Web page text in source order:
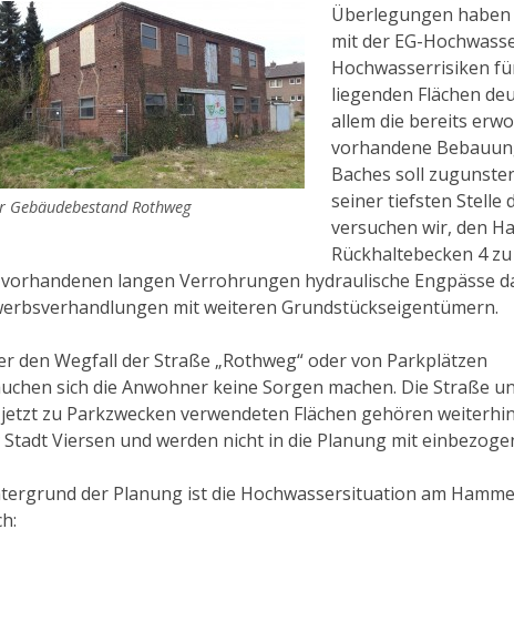
Gebäudebestand Rothweg
Überlegungen
mit der EG-
Hochwasserrisiken
liegenden Flächen
allem die bereits
vorhandene
Baches soll
seiner tiefsten Stelle
versuchen wir, den
Rückhaltebecken 4
langen Verrohrungen hydraulische Engpässe
mit weiteren Grundstückseigentümern.
den Wegfall der Straße „Rothweg“ oder von Parkplätzen
sich die Anwohner keine Sorgen machen. Die Straße
zu Parkzwecken verwendeten Flächen gehören weiterhin
Stadt Viersen und werden nicht in die Planung mit
der Planung ist die Hochwassersituation am